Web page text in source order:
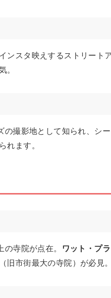
ンスタ映えするストリート
。
撮影地として知られ、シ
れます。
寺院が点在。
ワット・プ
（旧市街最大の寺院）が必見。